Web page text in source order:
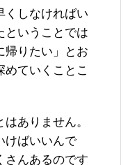
くしなければい
ということでは
帰りたい」とお
めていくことこ
ありません。
けばいいんで
さんあるのです